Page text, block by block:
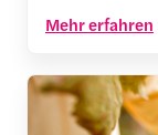
Mehr erfahren